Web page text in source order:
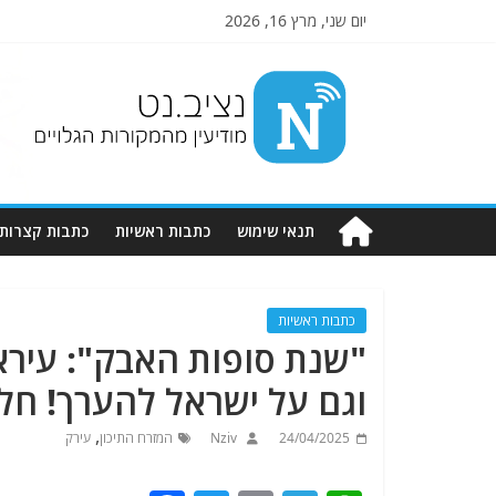
יום שני, מרץ 16, 2026
Nziv.net
מודיעין
מהמקורות
תנאי שימוש כתבות ראשיות כתבות קצרות
כתבות ראשיות
"שנת סופות האבק":
וגם על ישראל להערך!
24/04/2025
Nziv המזרח התיכון, עירק